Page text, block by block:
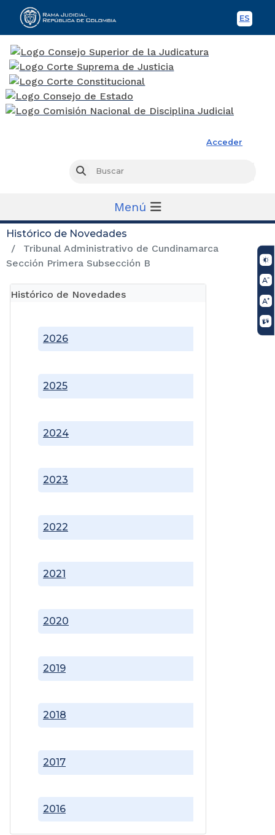
ES
Acceder
Buscar
Menú
Histórico de Novedades
Tribunal Administrativo de Cundinamarca
Sección Primera Subsección B
Histórico de Novedades
2016
2017
2018
2019
2020
2021
2022
2023
2024
2025
2026